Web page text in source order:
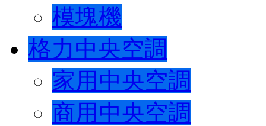
模塊機
格力中央空調
家用中央空調
商用中央空調